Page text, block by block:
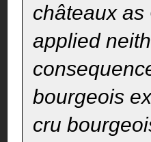
châteaux
applied
bourgeois
cru